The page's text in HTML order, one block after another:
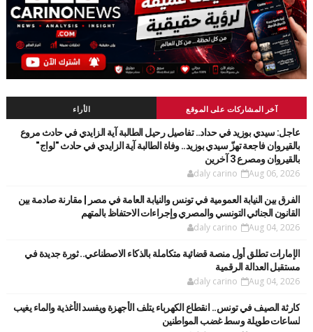
آخر المشاركات على الموقع الأراء
عاجل: سيدي بوزيد في حداد.. تفاصيل رحيل الطالبة آية الزايدي في حادث مروع
بالقيروان فاجعة تهزّ سيدي بوزيد.. وفاة الطالبة آية الزايدي في حادث "لواج"
بالقيروان ومصرع 3 آخرين
daly carino Aug 06, 2026
الفرق بين النيابة العمومية في تونس والنيابة العامة في مصر | مقارنة صادمة بين
القانون الجنائي التونسي والمصري وإجراءات الاحتفاظ بالمتهم
daly carino Aug 04, 2026
الإمارات تطلق أول منصة قضائية متكاملة بالذكاء الاصطناعي.. ثورة جديدة في
مستقبل العدالة الرقمية
daly carino Aug 04, 2026
كارثة الصيف في تونس.. انقطاع الكهرباء يتلف الأجهزة ويفسد الأغذية والماء يغيب
لساعات طويلة وسط غضب المواطنين